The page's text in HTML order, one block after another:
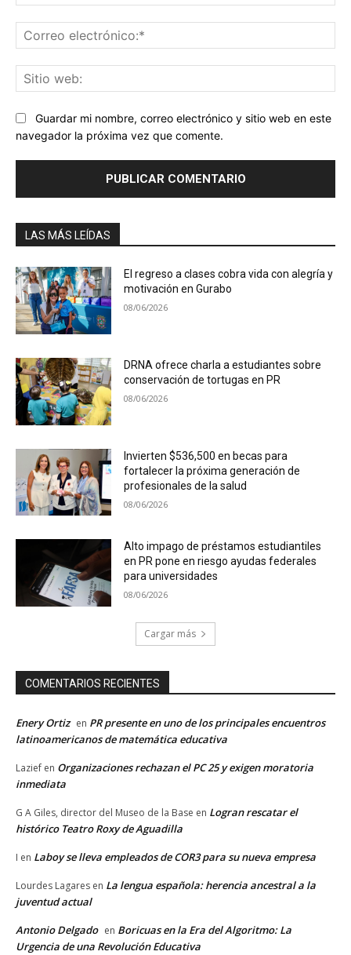
Guardar mi nombre, correo electrónico y sitio web en este
navegador la próxima vez que comente.
LAS MÁS LEÍDAS
El regreso a clases cobra vida con alegría y
motivación en Gurabo
08/06/2026
DRNA ofrece charla a estudiantes sobre
conservación de tortugas en PR
08/06/2026
Invierten $536,500 en becas para
fortalecer la próxima generación de
profesionales de la salud
08/06/2026
Alto impago de préstamos estudiantiles
en PR pone en riesgo ayudas federales
para universidades
08/06/2026
Cargar más
COMENTARIOS RECIENTES
Enery Ortiz en PR presente en uno de los principales encuentros
latinoamericanos de matemática educativa
Lazief en Organizaciones rechazan el PC 25 y exigen moratoria
inmediata
G A Giles, director del Museo de la Base en Logran rescatar el
histórico Teatro Roxy de Aguadilla
I en Laboy se lleva empleados de COR3 para su nueva empresa
Lourdes Lagares en La lengua española: herencia ancestral a la
juventud actual
Antonio Delgado en Boricuas en la Era del Algoritmo: La
Urgencia de una Revolución Educativa